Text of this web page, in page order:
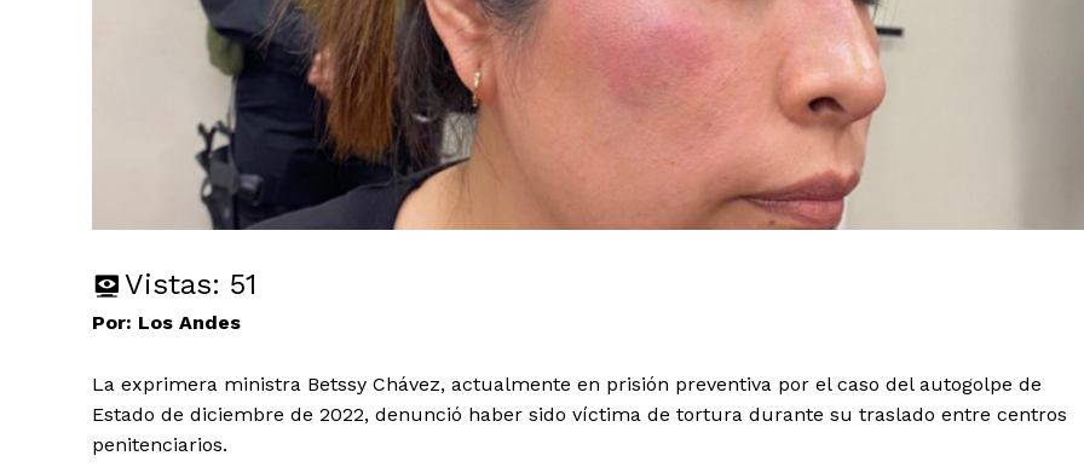
Vistas: 51
Por: Los Andes
La exprimera ministra Betssy Chávez, actualmente en prisión preventiva por el caso del autogolpe de
Estado de diciembre de 2022, denunció haber sido víctima de tortura durante su traslado entre centros
penitenciarios.